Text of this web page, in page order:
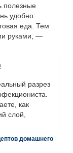
полезные
удобно:
еда. Тем
руками, —
разрез
как
слой,
домашнего